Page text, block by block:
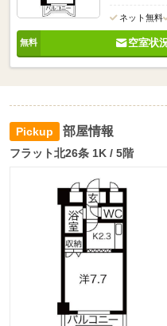
ネット無料
空室状
部屋情報
フラット北26条 1K / 5階